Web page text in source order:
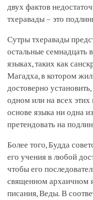
двух фактов
тхеравады – это
Сутры тхеравады
остальные семнадцать
языках, таких как
Магадха, в котором
достоверно
одном или на всех
основе языка ни одна
претендовать на
Более того, Будда
его учения в любой
чтобы его
священном архаичном
писания, Веды. В